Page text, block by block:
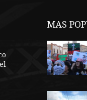
MAS